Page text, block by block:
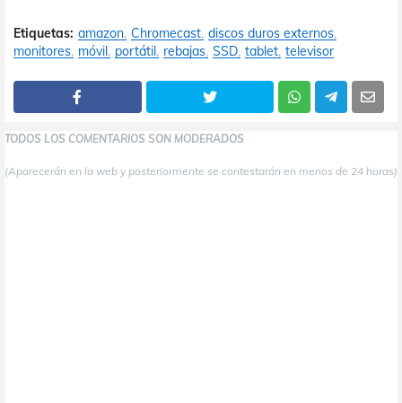
Etiquetas: amazon Chromecast discos duros externos
monitores móvil portátil rebajas SSD tablet televisor
TODOS LOS COMENTARIOS SON MODERADOS
(Aparecerán en la web y posteriormente se contestarán en menos de 24 horas)